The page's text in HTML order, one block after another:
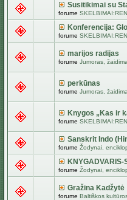
Susitikimai su
forume
Konferencija:
forume
marijos radijas
forume Jumoras,
perkūnas
forume Jumoras,
Knygos „Kas ir
forume
Sanskrit Indo
forume Žodynai,
forume Žodynai,
Gražina Kadžytė
forume Baltiškos